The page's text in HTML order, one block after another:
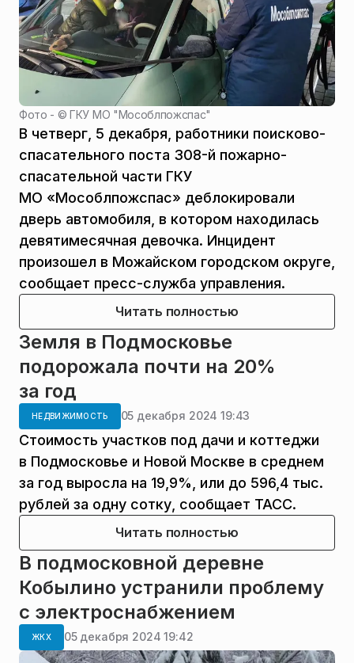
Фото - ©ГКУ МО "Мособлпожспас"
В четверг, 5 декабря, работники поисково-
спасательного поста 308-й пожарно-
спасательной части ГКУ
МО «Мособлпожспас» деблокировали
дверь автомобиля, в котором находилась
девятимесячная девочка. Инцидент
произошел в Можайском городском округе,
сообщает пресс-служба управления.
Читать полностью
Земля в Подмосковье
подорожала почти на 20%
за год
НЕДВИЖИМОСТЬ 05 декабря 2024 19:43
Стоимость участков под дачи и коттеджи
в Подмосковье и Новой Москве в среднем
за год выросла на 19,9%, или до 596,4 тыс.
рублей за одну сотку, сообщает ТАСС.
Читать полностью
В подмосковной деревне
Кобылино устранили проблему
с электроснабжением
ЖКХ 05 декабря 2024 19:42